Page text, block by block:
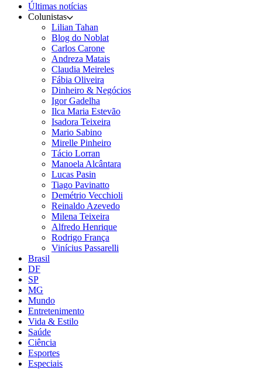
Últimas notícias
Colunistas
Lilian Tahan
Blog do Noblat
Carlos Carone
Andreza Matais
Claudia Meireles
Fábia Oliveira
Dinheiro & Negócios
Igor Gadelha
Ilca Maria Estevão
Isadora Teixeira
Mario Sabino
Mirelle Pinheiro
Tácio Lorran
Manoela Alcântara
Lucas Pasin
Tiago Pavinatto
Demétrio Vecchioli
Reinaldo Azevedo
Milena Teixeira
Alfredo Henrique
Rodrigo França
Vinícius Passarelli
Brasil
DF
SP
MG
Mundo
Entretenimento
Vida & Estilo
Saúde
Ciência
Esportes
Especiais